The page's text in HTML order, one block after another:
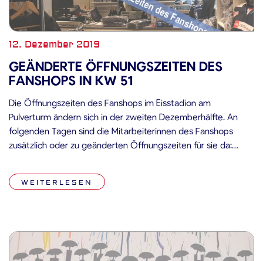
12. Dezember 2019
GEÄNDERTE ÖFFNUNGSZEITEN DES
FANSHOPS IN KW 51
Die Öffnungszeiten des Fanshops im Eisstadion am
Pulverturm ändern sich in der zweiten Dezemberhälfte. An
folgenden Tagen sind die Mitarbeiterinnen des Fanshops
zusätzlich oder zu geänderten Öffnungszeiten für sie da:
gg. München) 17.12.2019 12:00 Uhr – 16:00 Uhr
WEITERLESEN